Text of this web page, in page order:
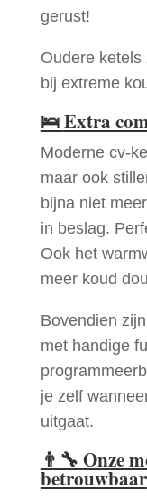
gerust!
Oudere
bij extreme
🛌Extra
Moderne cv-
maar ook
bijna niet
in beslag.
Ook het
meer koud
Bovendien
met handige
je zelf
uitgaat.
👨‍🔧 Onze
betrouwbaar